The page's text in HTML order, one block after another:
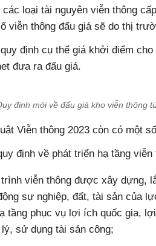
các loại tài nguyên viễn thông
viễn thông đấu giá sẽ do thị
định cụ thể giá khởi điểm
đưa ra đấu giá.
định mới về đấu giá kho viễn thông
Viễn thông 2023 còn có một
định về phát triển hạ tầng viễn
trình viễn thông được xây dựng,
sự nghiệp, đất, tài sản của
tầng phục vụ lợi ích quốc gia,
lý, sử dụng tài sản công;